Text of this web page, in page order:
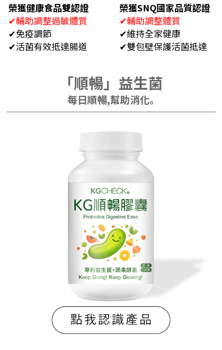
榮獲健康食品雙認證
✔輔助調整過敏體質
✔免疫調節
✔活菌有效抵達腸道
榮獲SNQ國家品質認證
✔輔助調整體質
✔維持全家健康
✔雙包壁保護活菌抵達
「順暢」益生菌
每日順暢,幫助消化｡